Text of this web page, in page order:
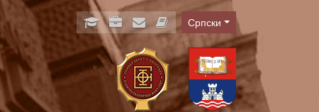
Language
Српски